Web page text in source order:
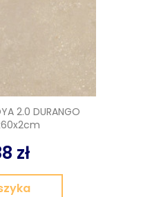
2.0 DURANGO
zł